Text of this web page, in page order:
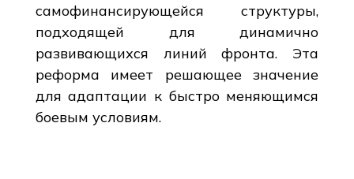
самофинансирующейся структуры,
подходящей для динамично
развивающихся линий фронта. Эта
реформа имеет решающее значение
для адаптации к быстро меняющимся
боевым условиям.